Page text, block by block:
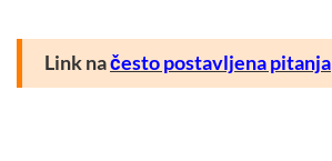
Link načesto postavljena pitanja